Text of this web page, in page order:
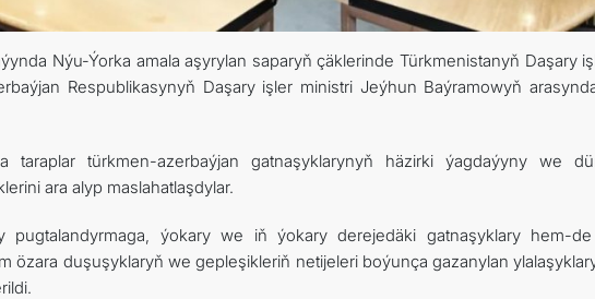
Nýu-Ýorka amala aşyrylan saparyň çäklerinde Türkmenistanyň Daşary
Respublikasynyň Daşary işler ministri Jeýhun Baýramowyň
taraplar türkmen-azerbaýjan gatnaşyklarynyň häzirki ýagdaýyny we
ara alyp maslahatlaşdylar.
pugtalandyrmaga, ýokary we iň ýokary derejedäki gatnaşyklary hem-
özara duşuşyklaryň we gepleşikleriň netijeleri boýunça gazanylan